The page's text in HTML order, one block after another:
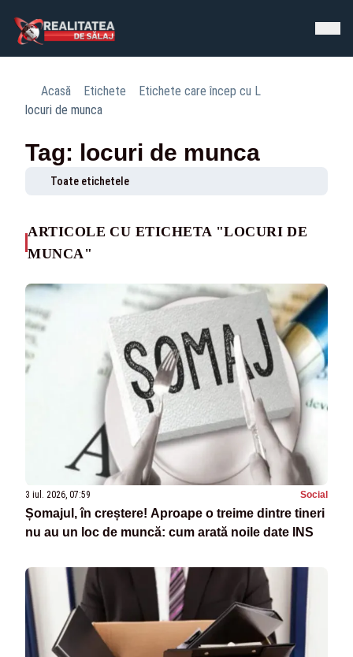
Acasă Etichete
Etichete care încep cu L
locuri de munca
Tag: locuri de munca
Toate etichetele
ARTICOLE CU ETICHETA "LOCURI DE
MUNCA"
3 iul. 2026, 07:59 Social
Șomajul, în creștere! Aproape o treime dintre tineri
nu au un loc de muncă: cum arată noile date INS